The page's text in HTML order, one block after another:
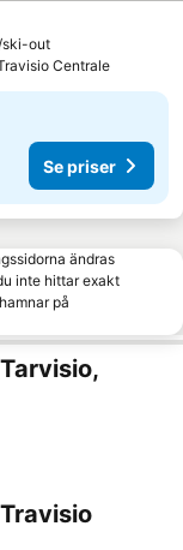
ski-outSe priser
priser
Centrale
Se priser
ändras
inte hittar exakt
på